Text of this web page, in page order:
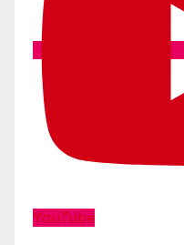
YouTube